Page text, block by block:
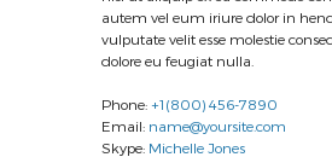
autem vel eum iriure dolor in
vulputate velit esse molestie
dolore eu feugiat nulla.
Phone: +1(800) 456-7890
Email: name@yoursite.com
Skype: Michelle Jones